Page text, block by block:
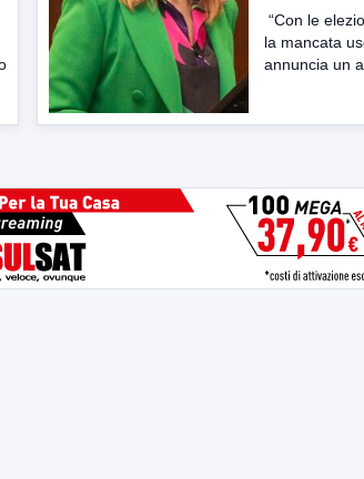
“Con le
la mancata
annuncia un